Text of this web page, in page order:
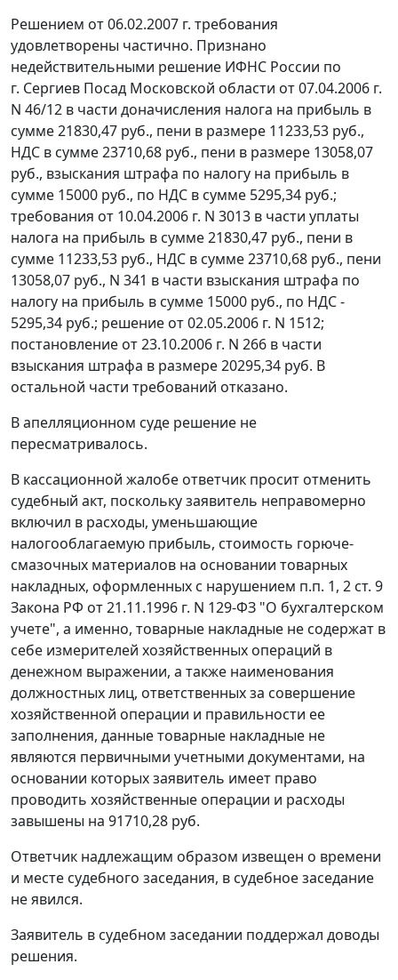
Решением от 06.02.2007 г. требования
удовлетворены частично. Признано
недействительными решение ИФНС России по
г. Сергиев Посад Московской области от 07.04.2006 г.
N 46/12 в части доначисления налога на прибыль в
сумме 21830,47 руб., пени в размере 11233,53 руб.,
НДС в сумме 23710,68 руб., пени в размере 13058,07
руб., взыскания штрафа по налогу на прибыль в
сумме 15000 руб., по НДС в сумме 5295,34 руб.;
требования от 10.04.2006 г. N 3013 в части уплаты
налога на прибыль в сумме 21830,47 руб., пени в
сумме 11233,53 руб., НДС в сумме 23710,68 руб., пени
13058,07 руб., N 341 в части взыскания штрафа по
налогу на прибыль в сумме 15000 руб., по НДС -
5295,34 руб.; решение от 02.05.2006 г. N 1512;
постановление от 23.10.2006 г. N 266 в части
взыскания штрафа в размере 20295,34 руб. В
остальной части требований отказано.
В апелляционном суде решение не
пересматривалось.
В кассационной жалобе ответчик просит отменить
судебный акт, поскольку заявитель неправомерно
включил в расходы, уменьшающие
налогооблагаемую прибыль, стоимость горюче-
смазочных материалов на основании товарных
накладных, оформленных с нарушением п.п. 1, 2 ст. 9
Закона РФ от 21.11.1996 г. N 129-ФЗ "О бухгалтерском
учете", а именно, товарные накладные не содержат в
себе измерителей хозяйственных операций в
денежном выражении, а также наименования
должностных лиц, ответственных за совершение
хозяйственной операции и правильности ее
заполнения, данные товарные накладные не
являются первичными учетными документами, на
основании которых заявитель имеет право
проводить хозяйственные операции и расходы
завышены на 91710,28 руб.
Ответчик надлежащим образом извещен о времени
и месте судебного заседания, в судебное заседание
не явился.
Заявитель в судебном заседании поддержал доводы
решения.